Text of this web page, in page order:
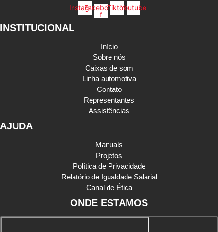
Instagram
Facebook-
f
TiktokYoutube
INSTITUCIONAL
Início
Sobre nós
Caixas de som
Linha automotiva
Contato
Representantes
Assistências
AJUDA
Manuais
Projetos
Política de Privacidade
Relatório de Igualdade Salarial
Canal de Ética
ONDE ESTAMOS